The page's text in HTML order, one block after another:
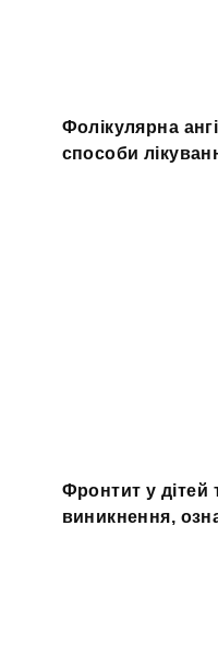
Фолікулярна
способи
Фронтит у дітей
виникнення,